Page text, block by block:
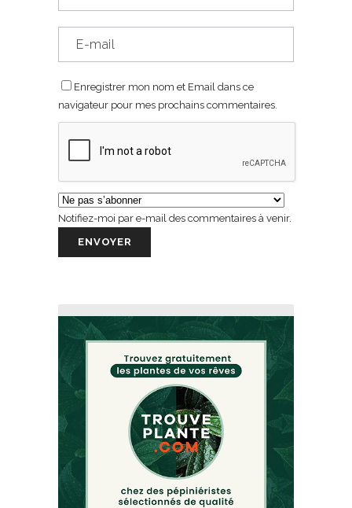
Enregistrer mon nom et Email dans ce
navigateur pour mes prochains commentaires.
Notifiez-moi par e-mail des commentaires à venir.